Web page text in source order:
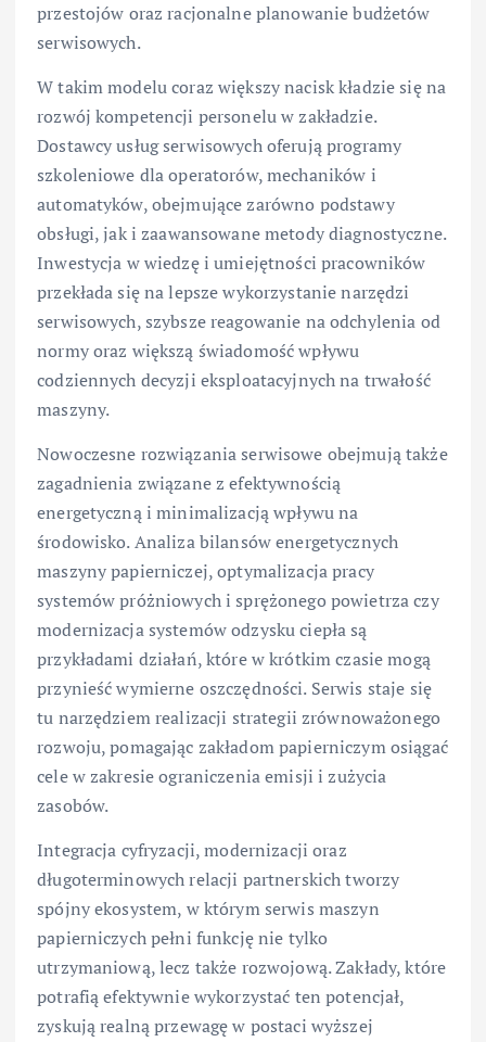
przestojów oraz racjonalne planowanie budżetów
serwisowych.
W takim modelu coraz większy nacisk kładzie się na
rozwój kompetencji personelu w zakładzie.
Dostawcy usług serwisowych oferują programy
szkoleniowe dla operatorów, mechaników i
automatyków, obejmujące zarówno podstawy
obsługi, jak i zaawansowane metody diagnostyczne.
Inwestycja w wiedzę i umiejętności pracowników
przekłada się na lepsze wykorzystanie narzędzi
serwisowych, szybsze reagowanie na odchylenia od
normy oraz większą świadomość wpływu
codziennych decyzji eksploatacyjnych na trwałość
maszyny.
Nowoczesne rozwiązania serwisowe obejmują także
zagadnienia związane z efektywnością
energetyczną i minimalizacją wpływu na
środowisko. Analiza bilansów energetycznych
maszyny papierniczej, optymalizacja pracy
systemów próżniowych i sprężonego powietrza czy
modernizacja systemów odzysku ciepła są
przykładami działań, które w krótkim czasie mogą
przynieść wymierne oszczędności. Serwis staje się
tu narzędziem realizacji strategii zrównoważonego
rozwoju, pomagając zakładom papierniczym osiągać
cele w zakresie ograniczenia emisji i zużycia
zasobów.
Integracja cyfryzacji, modernizacji oraz
długoterminowych relacji partnerskich tworzy
spójny ekosystem, w którym serwis maszyn
papierniczych pełni funkcję nie tylko
utrzymaniową, lecz także rozwojową. Zakłady, które
potrafią efektywnie wykorzystać ten potencjał,
zyskują realną przewagę w postaci wyższej